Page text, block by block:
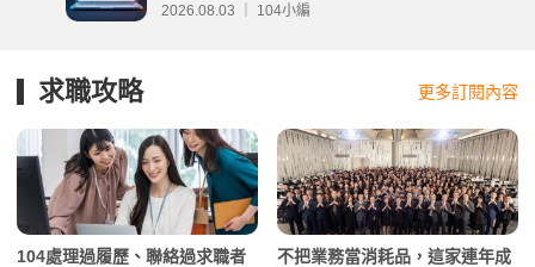
2026.08.03 ｜ 104小編
求職攻略 更多訂閱內容
104處理過履歷、聯絡過求職者
不把業務當消耗品，這家連年成